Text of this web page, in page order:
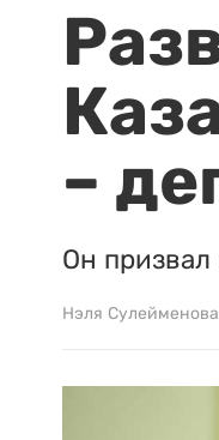
–
Он призвал
Нэля Сулейменова